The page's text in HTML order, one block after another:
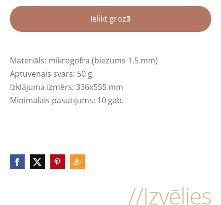
//Izvēlies
Ielikt grozā
Materiāls: mikrogofra (biezums 1.5 mm)
Aptuvenais svars: 50 g
Izklājuma izmērs: 336x555 mm
Minimālais pasūtījums: 10 gab.